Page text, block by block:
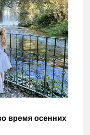
время осенних